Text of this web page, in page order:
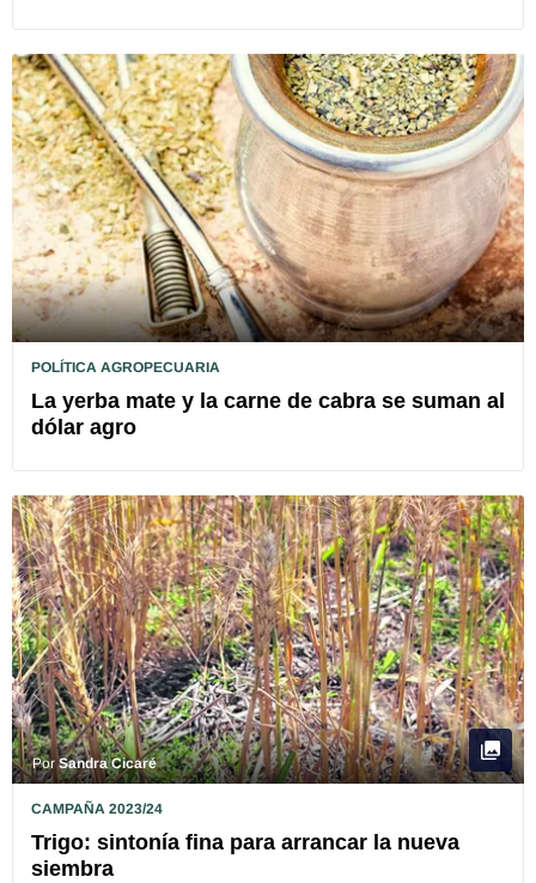
POLÍTICA AGROPECUARIA
La yerba mate y la carne de cabra se suman al
dólar agro
PorSandra Cicaré
CAMPAÑA 2023/24
Trigo: sintonía fina para arrancar la nueva
siembra